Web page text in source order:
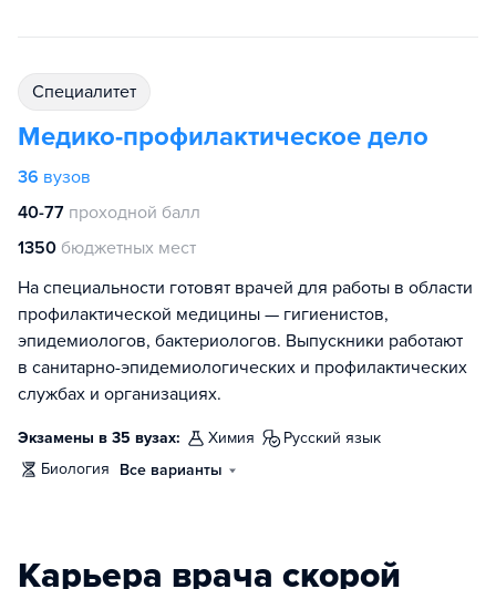
специалитет
Медико-профилактическое дело
36 вузов
40-77 проходной балл
1350 бюджетных мест
На специальности готовят врачей для работы в области
профилактической медицины — гигиенистов,
эпидемиологов, бактериологов. Выпускники работают
в санитарно-эпидемиологических и профилактических
службах и организациях.
Экзамены в 35 вузах: химия
русский язык
биология
Все варианты
Карьера врача скорой